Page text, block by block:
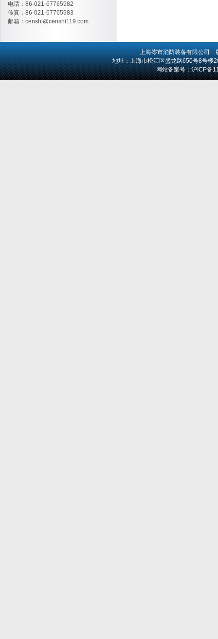
电话：86-021-67765982
传真：86-021-67765983
邮箱： censhi@censhi119.com
上海岑市消防装备有限公司 版
地址：上海市松江区盛龙路650号8号
网站备案号：沪ICP备